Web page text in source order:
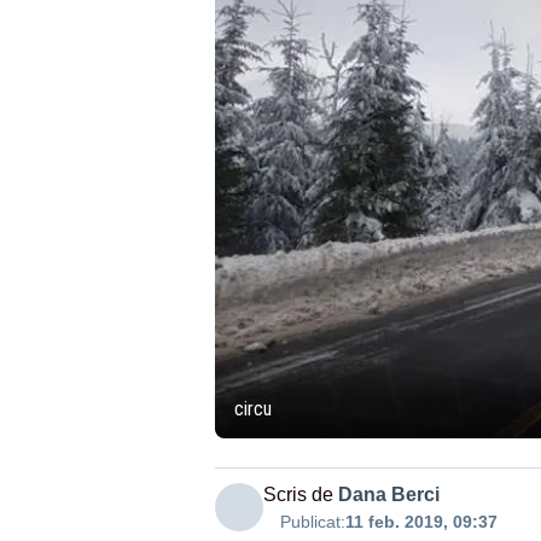
circu
Scris de Dana Berci
Publicat:11 feb. 2019, 09:37